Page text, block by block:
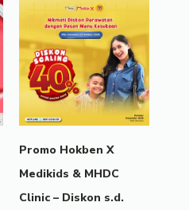
Promo Hokben X
Medikids & MHDC
Clinic – Diskon s.d.